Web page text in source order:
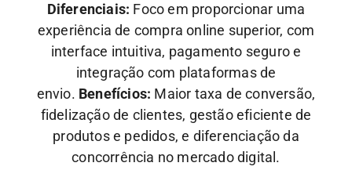
Diferenciais: Foco em proporcionar uma
experiência de compra online superior, com
interface intuitiva, pagamento seguro e
integração com plataformas de
envio. Benefícios: Maior taxa de conversão,
fidelização de clientes, gestão eficiente de
produtos e pedidos, e diferenciação da
concorrência no mercado digital.